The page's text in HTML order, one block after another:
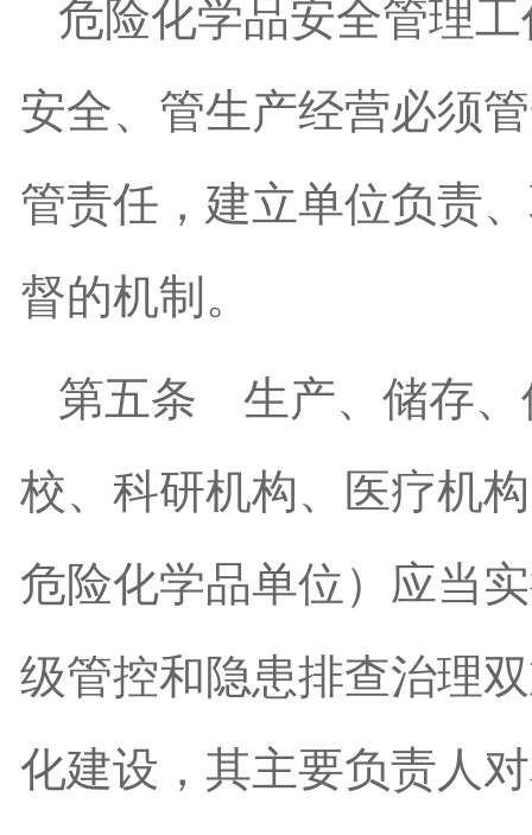
危险化学品安全管理
安全、管生产经营必须
管责任，建立单位负责
督的机制。
第五条 生产、储存、
校、科研机构、医疗机
危险化学品单位）应当
级管控和隐患排查治理
化建设，其主要负责人